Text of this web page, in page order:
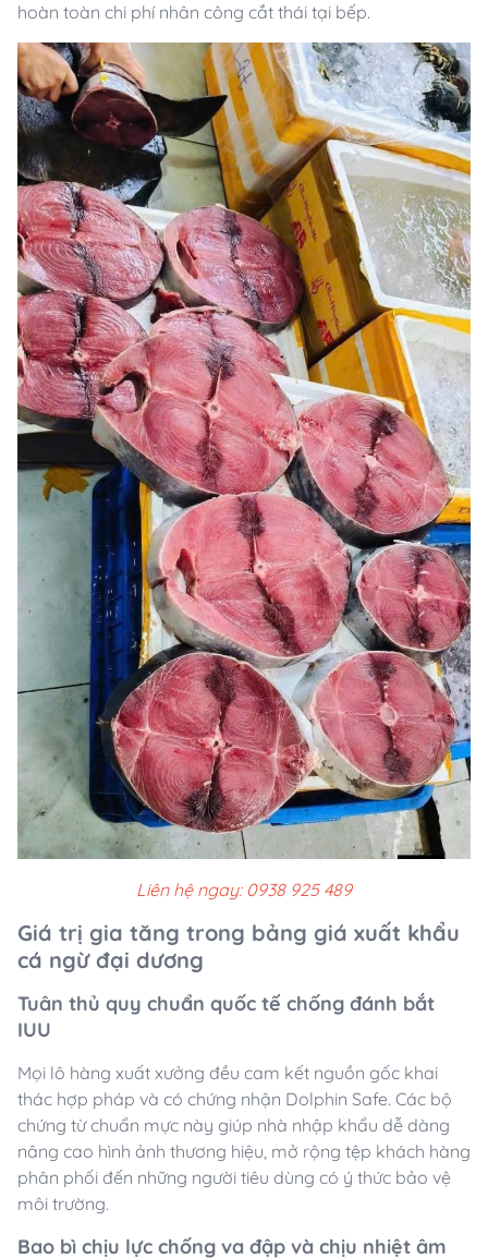
hoàn toàn chi phí nhân công cắt thái tại bếp.
Liên hệ ngay: 0938 925 489
Giá trị gia tăng trong bảng giá xuất khẩu
cá ngừ đại dương
Tuân thủ quy chuẩn quốc tế chống đánh bắt
IUU
Mọi lô hàng xuất xưởng đều cam kết nguồn gốc khai
thác hợp pháp và có chứng nhận Dolphin Safe. Các bộ
chứng từ chuẩn mực này giúp nhà nhập khẩu dễ dàng
nâng cao hình ảnh thương hiệu, mở rộng tệp khách hàng
phân phối đến những người tiêu dùng có ý thức bảo vệ
môi trường.
Bao bì chịu lực chống va đập và chịu nhiệt âm